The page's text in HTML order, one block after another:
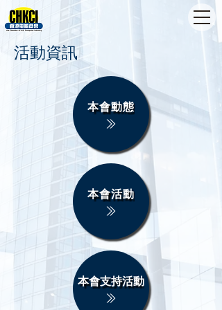
活動資訊
本會動態
本會活動
本會支持活動